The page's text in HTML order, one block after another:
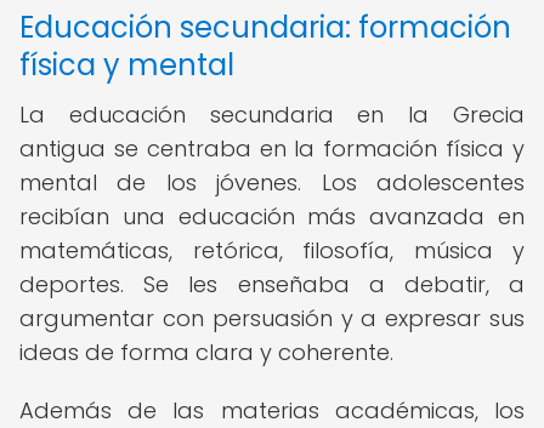
Educación secundaria: formación
física y mental
La educación secundaria en la Grecia
antigua se centraba en la formación física y
mental de los jóvenes. Los adolescentes
recibían una educación más avanzada en
matemáticas, retórica, filosofía, música y
deportes. Se les enseñaba a debatir, a
argumentar con persuasión y a expresar sus
ideas de forma clara y coherente.
Además de las materias académicas, los